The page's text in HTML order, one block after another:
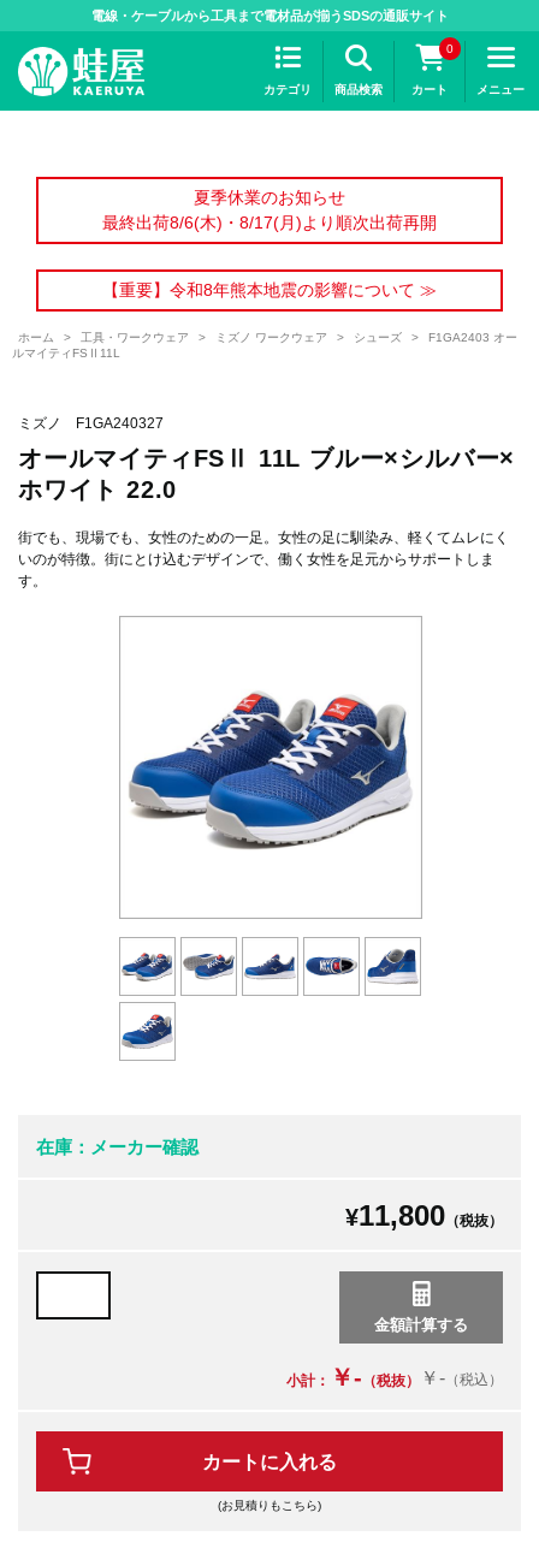
電線・ケーブルから工具まで電材品が揃うSDSの通販サイト
カテゴリ 商品検索
0
カート メニュー
夏季休業のお知らせ
最終出荷8/6(木)・8/17(月)より順次出荷再開
【重要】令和8年熊本地震の影響について ≫
ホーム > 工具・ワークウェア > ミズノ ワークウェア > シューズ >
F1GA2403 オー
ルマイティFSⅡ11L
ミズノ F1GA240327
オールマイティFSⅡ 11L ブルー×シルバー×
ホワイト 22.0
街でも、現場でも、女性のための一足。女性の足に馴染み、軽くてムレにく
いのが特徴。街にとけ込むデザインで、働く女性を足元からサポートしま
す。
在庫：メーカー確認
¥11,800 （税抜）
小計： ￥- （税抜） ￥- （税込）
カートに入れる
(お見積りもこちら)